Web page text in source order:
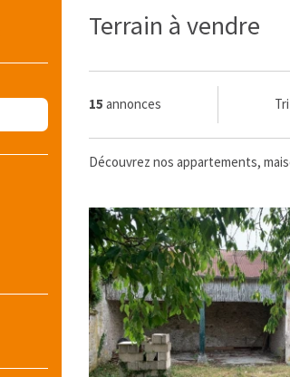
Terrain à vendre
15 annonces
Découvrez nos appartements,